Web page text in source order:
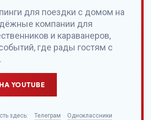
для поездки с домом на
компании для
и караванеров,
где рады гостям с
YOUTUBE
здесь: Телеграм
Одноклассники